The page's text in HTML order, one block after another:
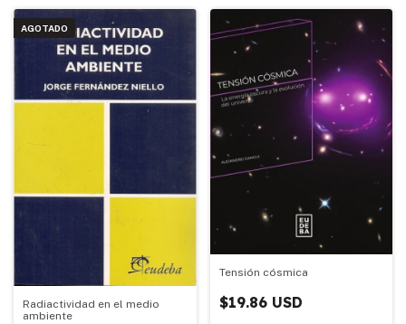
AGOTADO
Radiactividad en el medio
ambiente
Tensión cósmica
$19.86 USD